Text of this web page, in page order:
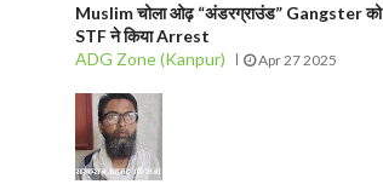
Muslim चोला ओढ़ “अंडरग्राउंड” Gangster को
STF ने किया Arrest
ADG Zone (Kanpur)
Apr 27 2025